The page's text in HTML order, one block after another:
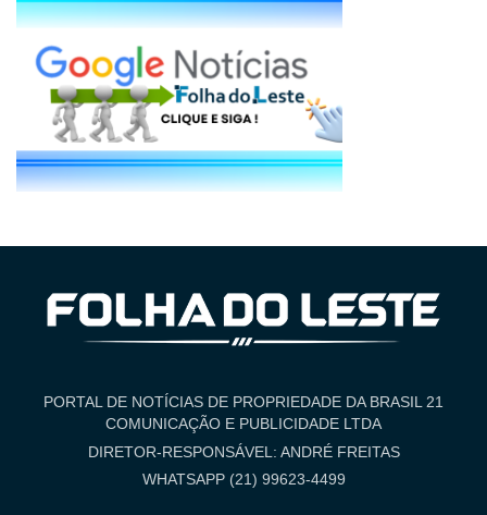
PORTAL DE NOTÍCIAS DE PROPRIEDADE DA BRASIL 21
COMUNICAÇÃO E PUBLICIDADE LTDA
DIRETOR-RESPONSÁVEL: ANDRÉ FREITAS
WHATSAPP (21) 99623-4499